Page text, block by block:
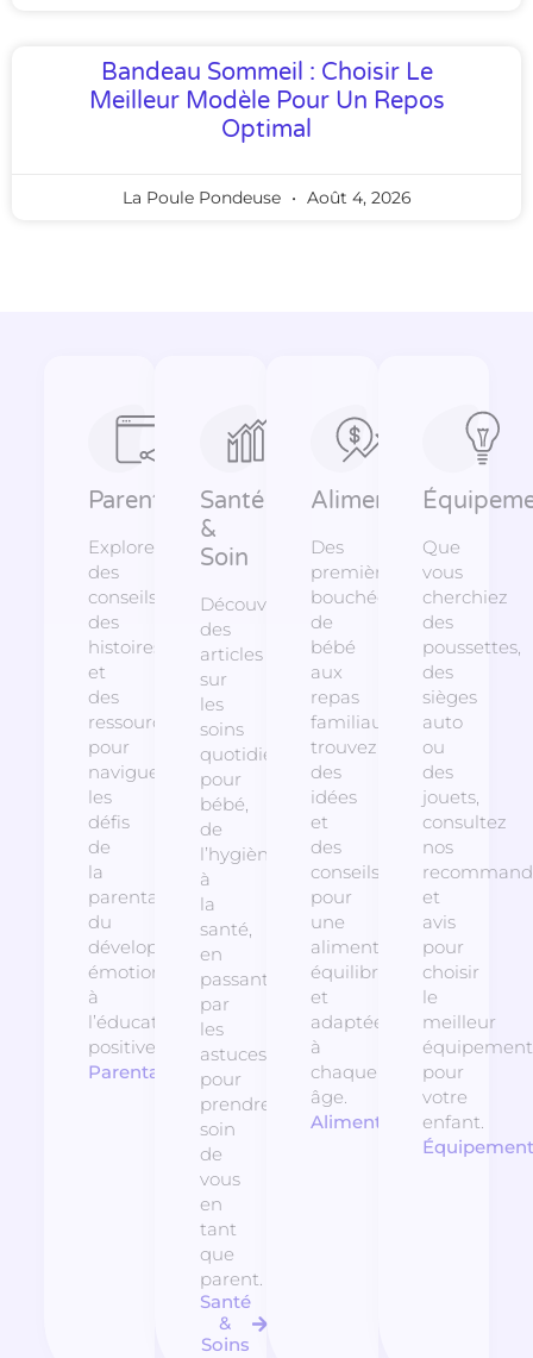
Bandeau Sommeil : Choisir Le
Meilleur Modèle Pour Un Repos
Optimal
La Poule Pondeuse Août 4, 2026
Parentalité
Explorez
des
conseils,
des
histoires
et
des
ressources
pour
naviguer
les
défis
de
la
parentalité,
du
développement
émotionnel
à
l’éducation
positive.
Parentalité
Santé
&
Soin
Découvrez
des
articles
sur
les
soins
quotidiens
pour
bébé,
de
l’hygiène
à
la
santé,
en
passant
par
les
astuces
pour
prendre
soin
de
vous
en
tant
que
parent.
Santé
&
Soins
Alimentation
Des
premières
bouchées
de
bébé
aux
repas
familiaux,
trouvez
des
idées
et
des
conseils
pour
une
alimentation
équilibrée
et
adaptée
à
chaque
âge.
Alimentation
Que
vous
cherchiez
des
poussettes,
des
sièges
auto
ou
des
jouets,
consultez
nos
et
avis
pour
choisir
le
meilleur
équipement
pour
votre
enfant.
Équipement